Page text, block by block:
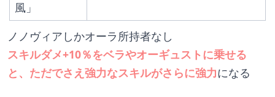
風」
ノノヴィアしかオーラ所持者なし
スキルダメ+10％をベラやオーギュストに乗せる
と、ただでさえ強力なスキルがさらに強力になる